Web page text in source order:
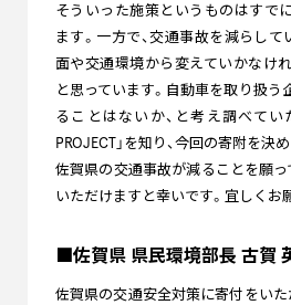
そういった施策というものはすで
ます。一方で、交通事故を減らして
面や交通環境から変えていかなけ
と思っています。自動車を取り扱う
ることはないか、と考え調べてい
PROJECT」を知り、今回の寄附を決め
佐賀県の交通事故が減ることを願っ
いただけますと幸いです。宜しくお
■佐賀県 県民環境部長 古賀
佐賀県の交通安全対策に寄付をいた